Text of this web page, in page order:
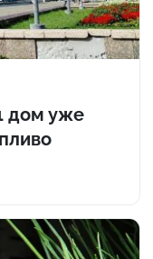
дом уже